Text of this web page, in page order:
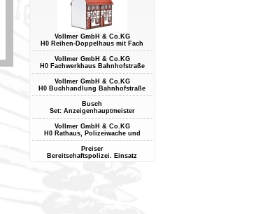
Vollmer GmbH & Co.KG
H0 Reihen-Doppelhaus mit Fach
Vollmer GmbH & Co.KG
H0 Fachwerkhaus Bahnhofstraße
Vollmer GmbH & Co.KG
H0 Buchhandlung Bahnhofstraße
Busch
Set: Anzeigenhauptmeister
Vollmer GmbH & Co.KG
H0 Rathaus, Polizeiwache und
Preiser
Bereitschaftspolizei. Einsatz